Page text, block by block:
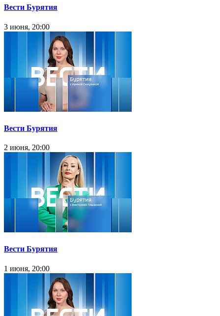
Вести Бурятия
3 июня, 20:00
Вести Бурятия
2 июня, 20:00
Вести Бурятия
1 июня, 20:00